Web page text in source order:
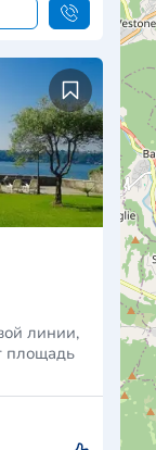
линии,
площадь